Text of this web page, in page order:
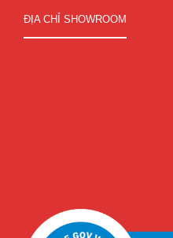
ĐỊA CHỈ SHOWROOM